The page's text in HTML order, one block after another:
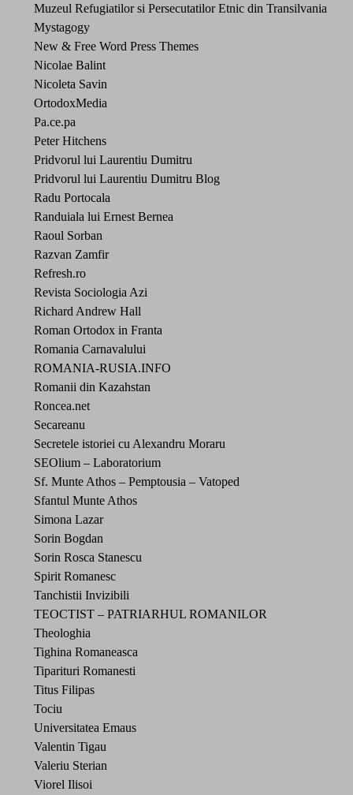
Muzeul Refugiatilor si Persecutatilor Etnic din Transilvania
Mystagogy
New & Free Word Press Themes
Nicolae Balint
Nicoleta Savin
OrtodoxMedia
Pa.ce.pa
Peter Hitchens
Pridvorul lui Laurentiu Dumitru
Pridvorul lui Laurentiu Dumitru Blog
Radu Portocala
Randuiala lui Ernest Bernea
Raoul Sorban
Razvan Zamfir
Refresh.ro
Revista Sociologia Azi
Richard Andrew Hall
Roman Ortodox in Franta
Romania Carnavalului
ROMANIA-RUSIA.INFO
Romanii din Kazahstan
Roncea.net
Secareanu
Secretele istoriei cu Alexandru Moraru
SEOlium – Laboratorium
Sf. Munte Athos – Pemptousia – Vatoped
Sfantul Munte Athos
Simona Lazar
Sorin Bogdan
Sorin Rosca Stanescu
Spirit Romanesc
Tanchistii Invizibili
TEOCTIST – PATRIARHUL ROMANILOR
Theologhia
Tighina Romaneasca
Tiparituri Romanesti
Titus Filipas
Tociu
Universitatea Emaus
Valentin Tigau
Valeriu Sterian
Viorel Ilisoi